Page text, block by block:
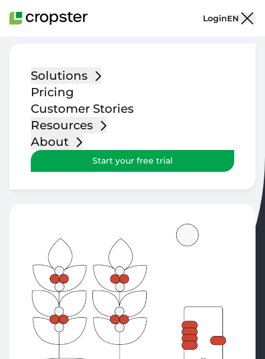
Solutions
Pricing
Customer Stories
Resources
About
Start your free trial
LoginEN
提高咖啡质量，监督从收
获到销售的整个过程
从樱桃到客户，高效管理、加工和销售咖啡。